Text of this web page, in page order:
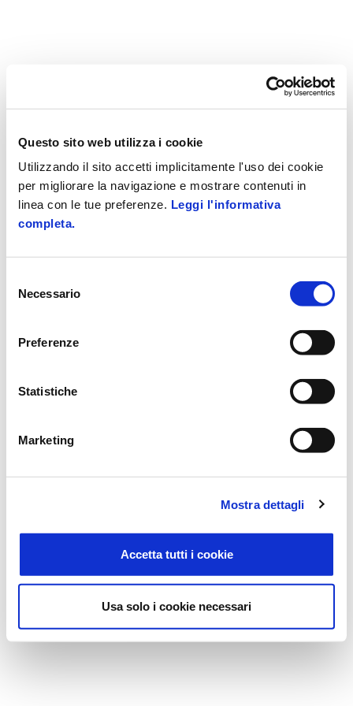
Questo sito web utilizza i cookie
Utilizzando il sito accetti implicitamente l'uso dei cookie
per migliorare la navigazione e mostrare contenuti in
linea con le tue preferenze. Leggi l'informativa
completa.
delNecessario
Preferenze
Statistiche
Marketing
Mostra dettagli
Accetta tutti i cookie
Usa solo i cookie necessari